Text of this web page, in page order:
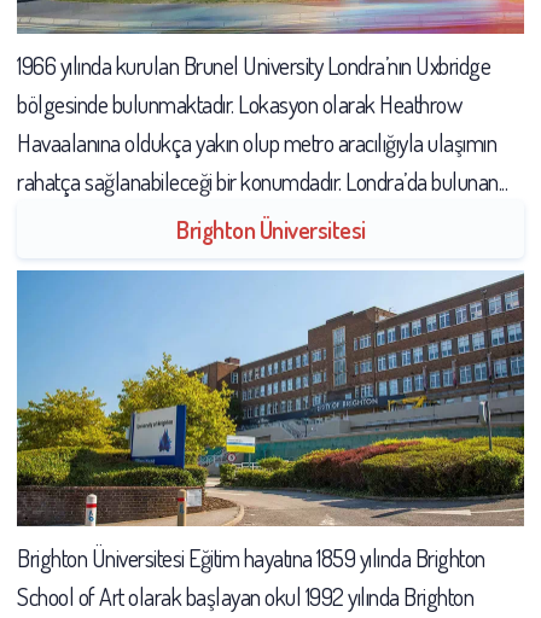
1966 yılında kurulan Brunel University Londra’nın Uxbridge
bölgesinde bulunmaktadır. Lokasyon olarak Heathrow
Havaalanına oldukça yakın olup metro aracılığıyla ulaşımın
rahatça sağlanabileceği bir konumdadır. Londra’da bulunan...
Brighton Üniversitesi
Brighton Üniversitesi Eğitim hayatına 1859 yılında Brighton
School of Art olarak başlayan okul 1992 yılında Brighton